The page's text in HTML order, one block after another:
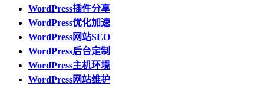
WordPress插件分享
WordPress优化加速
WordPress网站SEO
WordPress后台定制
WordPress主机环境
WordPress网站维护